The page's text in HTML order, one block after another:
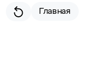
Главная